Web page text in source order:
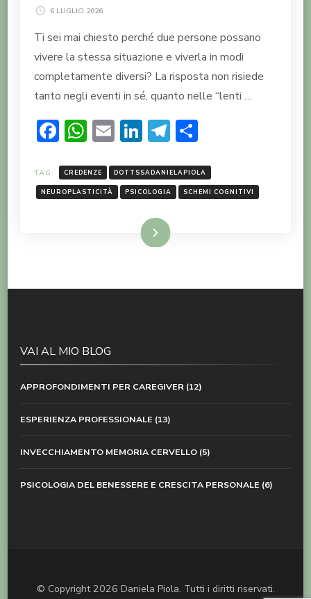
6 LUGLIO 2026
Ti sei mai chiesto perché due persone possano
vivere la stessa situazione e viverla in modi
completamente diversi? La risposta non risiede
tanto negli eventi in sé, quanto nelle “lenti …
Facebook
WhatsApp
EmailLinkedIn
Telegram
TAG: CREDENZE DOTTSSADANIELAPIOLA
NEUROPLASTICITÀ PSICOLOGIA SCHEMI COGNITIVI
LEGGI TUTTO
VAI AL MIO BLOG
APPROFONDIMENTI PER CAREGIVER (12)
ESPERIENZA PROFESSIONALE (13)
INVECCHIAMENTO MEMORIA CERVELLO (5)
PSICOLOGIA DEL BENESSERE E CRESCITA PERSONALE (6)
© Copyright 2026 Daniela Piola. Tutti i diritti riservati.